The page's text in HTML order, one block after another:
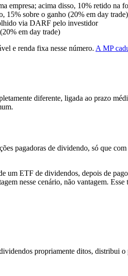
empresa; acima disso, 10% retido na
15% sobre o ganho (20% em day trade)
via DARF pelo investidor
em day trade)
e renda fixa nesse número. A MP
diferente, ligada ao prazo
pagadoras de dividendo, só que
um ETF de dividendos, depois de
nesse cenário, não vantagem.
propriamente ditos, distribui